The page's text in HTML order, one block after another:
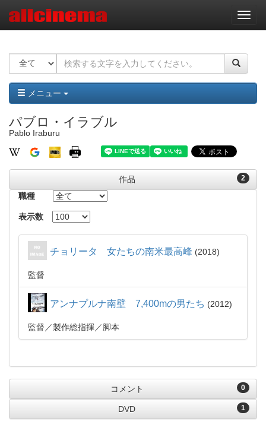
ナ
ビ
ー
ョ
ン
メニュー
パブロ・イラブル
Pablo Iraburu
2
作品
職種
表示数
チョリータ 女たちの南米最高峰 2018
監督
アンナプルナ南壁 7,400mの男たち 2012
監督 製作総指揮 脚本
0
コメント
1
DVD